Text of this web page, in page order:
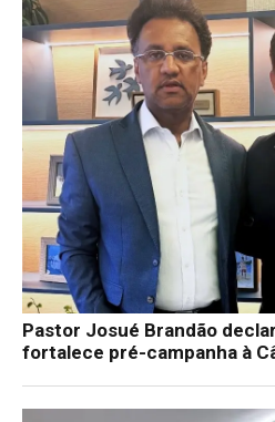
Pastor Josué Brandão
fortalece pré-campanha à